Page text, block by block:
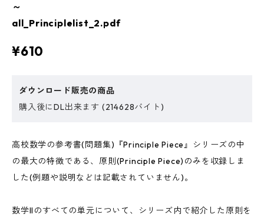
～
all_Principlelist_2.pdf
¥610
ダウンロード販売の商品
購入後にDL出来ます (214628バイト)
高校数学の参考書(問題集)『Principle Piece』シリーズの中
の最大の特徴である、原則(Principle Piece)のみを収録しま
した(例題や説明などは記載されていません)。
数学IIのすべての単元について、シリーズ内で紹介した原則を